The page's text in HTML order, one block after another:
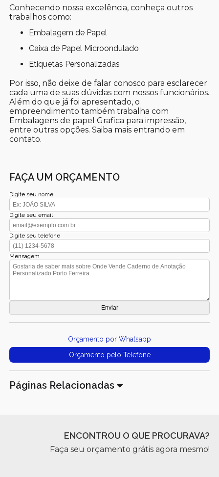
Conhecendo nossa excelência, conheça outros
trabalhos como:
Embalagem de Papel
Caixa de Papel Microondulado
Etiquetas Personalizadas
Por isso, não deixe de falar conosco para esclarecer
cada uma de suas dúvidas com nossos funcionários.
Além do que já foi apresentado, o
empreendimento também trabalha com
Embalagens de papel Grafica para impressão,
entre outras opções. Saiba mais entrando em
contato.
FAÇA UM ORÇAMENTO
Digite seu nome
Digite seu email
Digite seu telefone
Mensagem
Orçamento por Whatsapp
Orçamento pelo Telefone
Páginas Relacionadas
ENCONTROU O QUE PROCURAVA?
Faça seu orçamento grátis agora mesmo!